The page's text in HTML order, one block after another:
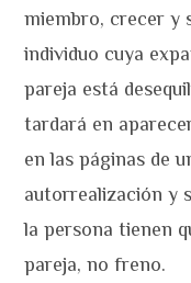
miembro, crecer y
individuo cuya
pareja está
tardará en
en las páginas de
autorrealización y
la persona tienen
pareja, no freno.